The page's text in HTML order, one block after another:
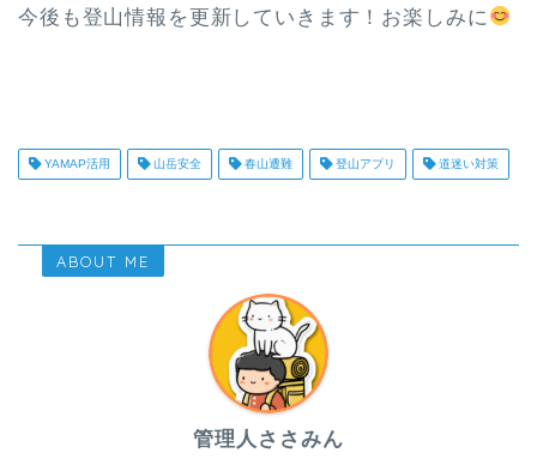
今後も登山情報を更新していきます！お楽しみに
YAMAP活用 山岳安全 春山遭難 登山アプリ 道迷い対策
ABOUT ME
管理人ささみん